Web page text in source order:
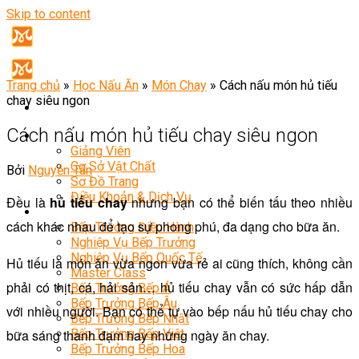
Skip to content
Giới Thiệu
Giảng Viên
Cơ Sở Vật Chất
Sơ Đồ Trang
Điều Khoản & Dịch Vụ
Khóa Học
Bếp Trưởng Điều Hành
Nghiệp Vụ Bếp Trưởng
Nghiệp Vụ Bếp Quốc Tế
Master Class
Bếp Trưởng Bếp Á
Bếp Trưởng Bếp Âu
Bếp Trưởng Bếp Nhật
Bếp Trưởng Bếp Việt
Bếp Trưởng Bếp Hoa
Trang chủ » Học Nấu Ăn » Món Chay » Cách nấu món hủ tiếu
chay siêu ngon
Cách nấu món hủ tiếu chay siêu ngon
Bởi Nguyễn Tân
Đều là hủ tiếu chaynhưng bạn có thể biến tấu theo nhiều
cách khác nhau để tạo sự phong phú, đa dạng cho bữa ăn.
Hủ tiếu là món ăn vừa ngon vừa rẻ ai cũng thích, không cần
phải có thịt, cá, hải sản… hủ tiếu chay vẫn có sức hấp dẫn
với nhiều người. Bạn có thể tự vào bếp nấu hủ tiếu chay cho
bữa sáng thanh đạm hay những ngày ăn chay.